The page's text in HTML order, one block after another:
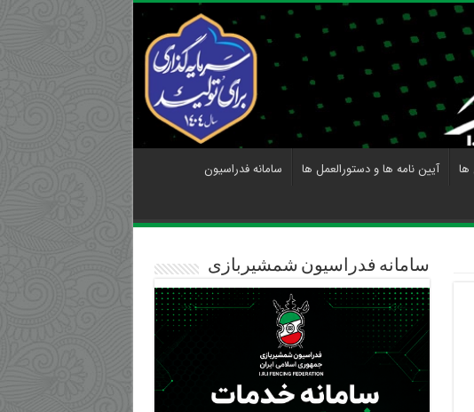
ها آیین نامه ها و دستورالعمل ها
سامانه فدراسیون
سامانه فدراسیون شمشیربازی